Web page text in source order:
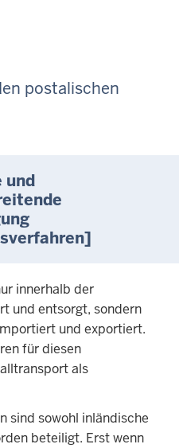
postalischen
und
innerhalb der
und entsorgt, sondern
und exportiert.
für diesen
als
sind sowohl inländische
beteiligt. Erst wenn